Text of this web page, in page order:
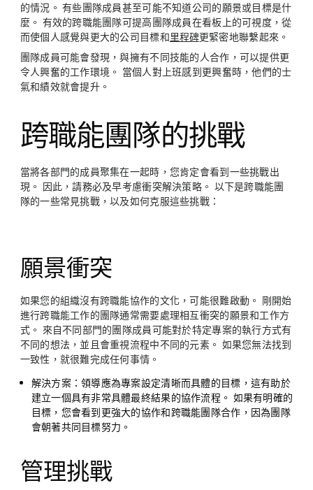
的情況。 有些團隊成員甚至可能不知道公司的願景或目標是什
麼。 有效的跨職能團隊可提高團隊成員在看板上的可視度，從
而使個人感覺與更大的公司目標和里程碑更緊密地聯繫起來。
團隊成員可能會發現，與擁有不同技能的人合作，可以提供更
令人興奮的工作環境。 當個人對上班感到更興奮時，他們的士
氣和績效就會提升。
跨職能團隊的挑戰
當將各部門的成員聚集在一起時，您肯定會看到一些挑戰出
現。 因此，請務必及早考慮衝突解決策略。 以下是跨職能團
隊的一些常見挑戰，以及如何克服這些挑戰：
願景衝突
如果您的組織沒有跨職能協作的文化，可能很難啟動。 剛開始
進行跨職能工作的團隊通常需要處理相互衝突的願景和工作方
式。 來自不同部門的團隊成員可能對於特定專案的執行方式有
不同的想法，並且會重視流程中不同的元素。 如果您無法找到
一致性，就很難完成任何事情。
解決方案：領導應為專案設定清晰而具體的目標，這有助於
建立一個具有非常具體最終結果的協作流程。 如果有明確的
目標，您會看到更強大的協作和跨職能團隊合作，因為團隊
會朝著共同目標努力。
管理挑戰